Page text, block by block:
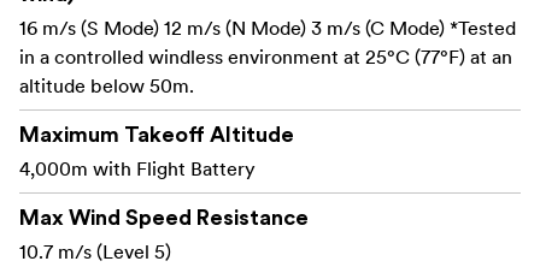
landingsstel kører ud ved opstart og før landing og
trækkes derefter ind under flyvning for at beskytte
det nederste objektiv. A1 har 360° horisontal
registering af forhindringer, navigationshjælp,
automatisk vend.hjem-funktion og registrering af
nyttelast for at reducere risikoen under flyvning.
Flyvetid og strøm -
16 m/s (S Mode) 12 m/s (N Mode) 3 m/s (C Mode) *Tested
in a controlled windless environment at 25°C (77°F) at an
altitude below 50m.
Maximum Takeoff Altitude
4,000m with Flight Battery
Max Wind Speed Resistance
10.7 m/s (Level 5)